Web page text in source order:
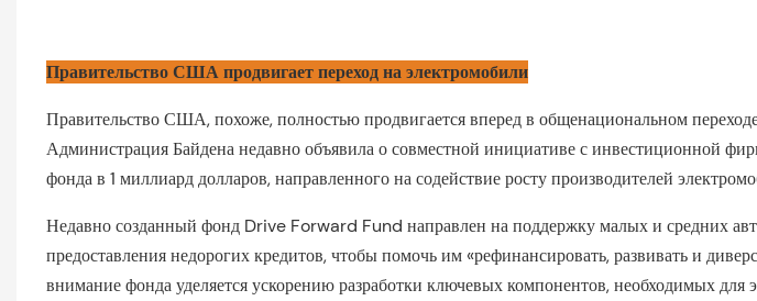
Правительство США продвигает переход на электромобили
Правительство США, похоже, полностью продвигается вперед в общенациональном
Администрация Байдена недавно объявила о совместной инициативе с инвестиционной
фонда в 1 миллиард долларов, направленного на содействие росту производителей
Недавно созданный фонд Drive Forward Fund направлен на поддержку малых и средних
предоставления недорогих кредитов, чтобы помочь им «рефинансировать, развивать и
внимание фонда уделяется ускорению разработки ключевых компонентов, необходимых